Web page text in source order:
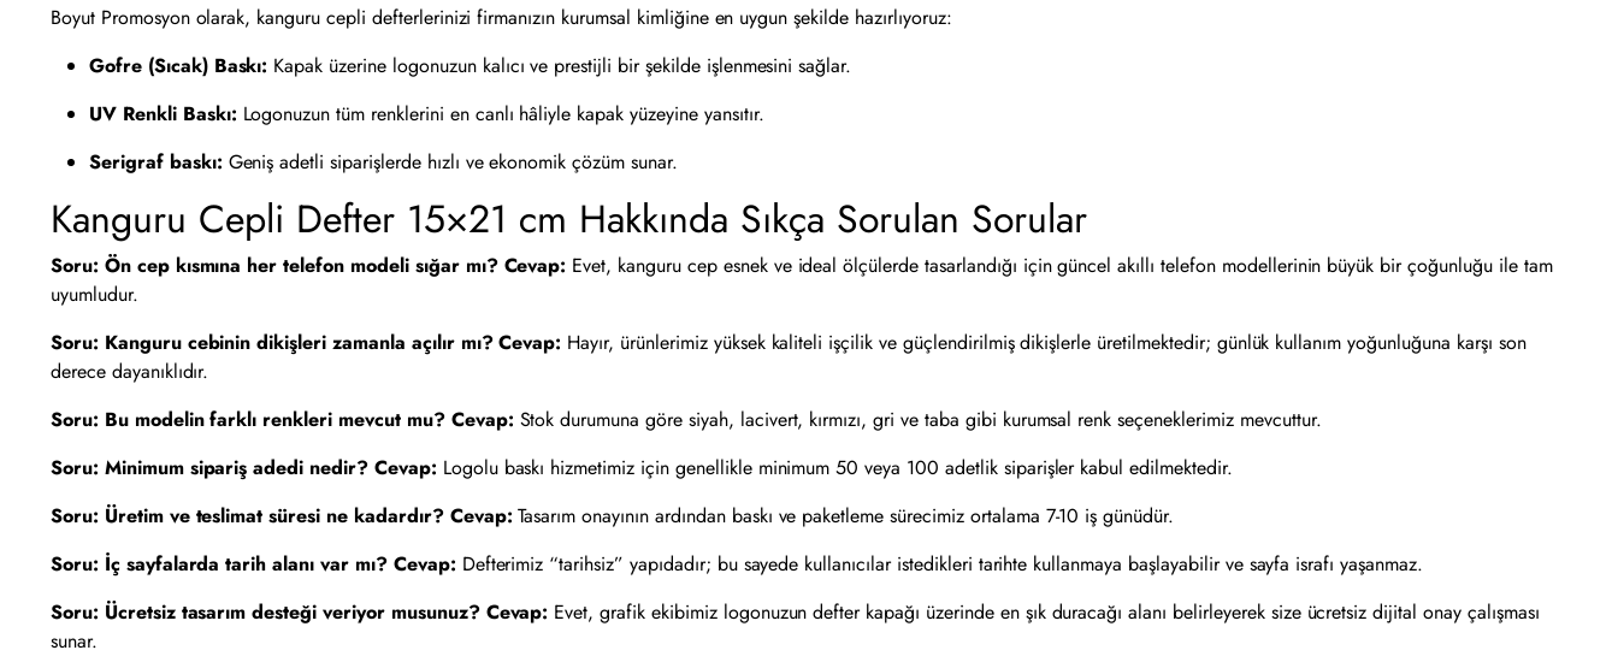
Boyut Promosyon olarak, kanguru cepli defterlerinizi firmanızın kurumsal kimliğine en uygun şekilde hazırlıyoruz:
Gofre (Sıcak) Baskı: Kapak üzerine logonuzun kalıcı ve prestijli bir şekilde işlenmesini sağlar.
UV Renkli Baskı: Logonuzun tüm renklerini en canlı hâliyle kapak yüzeyine yansıtır.
Serigraf baskı: Geniş adetli siparişlerde hızlı ve ekonomik çözüm sunar.
Kanguru Cepli Defter 15×21 cm Hakkında Sıkça Sorulan Sorular
Soru: Ön cep kısmına her telefon modeli sığar mı? Cevap: Evet, kanguru cep esnek ve ideal ölçülerde tasarlandığı için güncel akıllı telefon modellerinin büyük bir çoğunluğu ile tam
uyumludur.
Soru: Kanguru cebinin dikişleri zamanla açılır mı? Cevap: Hayır, ürünlerimiz yüksek kaliteli işçilik ve güçlendirilmiş dikişlerle üretilmektedir; günlük kullanım yoğunluğuna karşı son
derece dayanıklıdır.
Soru: Bu modelin farklı renkleri mevcut mu? Cevap: Stok durumuna göre siyah, lacivert, kırmızı, gri ve taba gibi kurumsal renk seçeneklerimiz mevcuttur.
Soru: Minimum sipariş adedi nedir? Cevap: Logolu baskı hizmetimiz için genellikle minimum 50 veya 100 adetlik siparişler kabul edilmektedir.
Soru: Üretim ve teslimat süresi ne kadardır? Cevap: Tasarım onayının ardından baskı ve paketleme sürecimiz ortalama 7-10 iş günüdür.
Soru: İç sayfalarda tarih alanı var mı? Cevap: Defterimiz “tarihsiz” yapıdadır; bu sayede kullanıcılar istedikleri tarihte kullanmaya başlayabilir ve sayfa israfı yaşanmaz.
Soru: Ücretsiz tasarım desteği veriyor musunuz? Cevap: Evet, grafik ekibimiz logonuzun defter kapağı üzerinde en şık duracağı alanı belirleyerek size ücretsiz dijital onay çalışması
sunar.